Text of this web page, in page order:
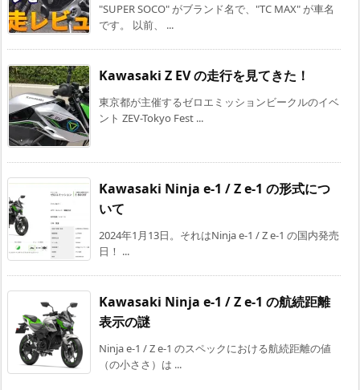
"SUPER SOCO" がブランド名で、"TC MAX" が車名
です。 以前、 ...
Kawasaki Z EV の走行を見てきた！
東京都が主催するゼロエミッションビークルのイベ
ント ZEV-Tokyo Fest ...
Kawasaki Ninja e-1 / Z e-1 の形式につ
いて
2024年1月13日。それはNinja e-1 / Z e-1 の国内発売
日！ ...
Kawasaki Ninja e-1 / Z e-1 の航続距離
表示の謎
Ninja e-1 / Z e-1 のスペックにおける航続距離の値
（の小ささ）は ...